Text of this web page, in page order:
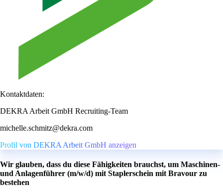
Kontaktdaten:
DEKRA Arbeit GmbH Recruiting-Team
michelle.schmitz@dekra.com
Profil von DEKRA Arbeit GmbH anzeigen
Wir glauben, dass du diese Fähigkeiten brauchst, um Maschinen-
und Anlagenführer (m/w/d) mit Staplerschein mit Bravour zu
bestehen